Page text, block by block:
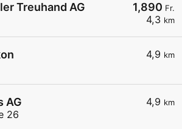
1,890 Fr.
4,3 km
Treuhand AG
4,9 km
4,9 km
AG
26